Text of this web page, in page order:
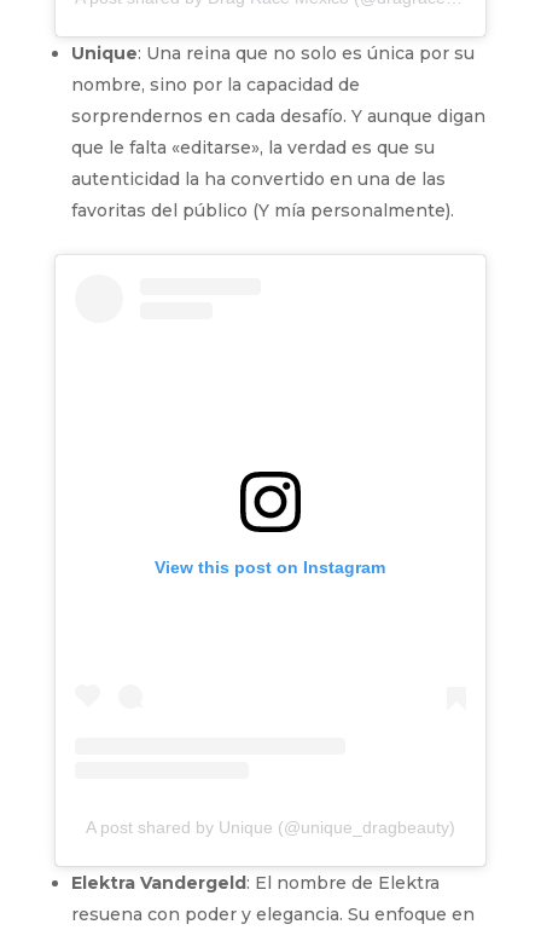
Unique: Una reina que no solo es única por su
nombre, sino por la capacidad de
sorprendernos en cada desafío. Y aunque digan
que le falta «editarse», la verdad es que su
autenticidad la ha convertido en una de las
favoritas del público (Y mía personalmente).
View this post on Instagram
A post shared by Unique (@unique_dragbeauty)
Elektra Vandergeld : El nombre de Elektra
resuena con poder y elegancia. Su enfoque en